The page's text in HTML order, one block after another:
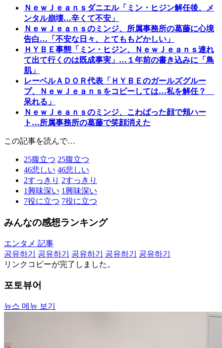
ＮｅｗＪｅａｎｓダニエル「ミン・ヒジン解任後、メ
ンタル崩壊…辛くて不安」
ＮｅｗＪｅａｎｓのミンジ、所属事務所の葛藤に心境
告白…「不安な日々、とてももどかしい」
ＨＹＢＥ事態「ミン・ヒジン、ＮｅｗＪｅａｎｓ連れ
て出て行くのは既成事実」…１年前の書き込みに「鳥
肌」
レーベルＡＤＯＲ代表「ＨＹＢＥのガールズグルー
プ、ＮｅｗＪｅａｎｓをコピーしては…私を解任？
呆れる」
ＮｅｗＪｅａｎｓのミンジ、こわばった顔で頬ハー
ト…所属事務所の葛藤で笑顔消えた
この記事を読んで…
25腹立つ 25腹立つ
46悲しい 46悲しい
2すっきり 2すっきり
1興味深い 1興味深い
7役に立つ 7役に立つ
みんなの感想ランキング
エンタメ 記事
공유하기
공유하기 공유하기 공유하기
공유하기
リンクコピーが完了しました。
포토뷰어
뉴스 메뉴 보기